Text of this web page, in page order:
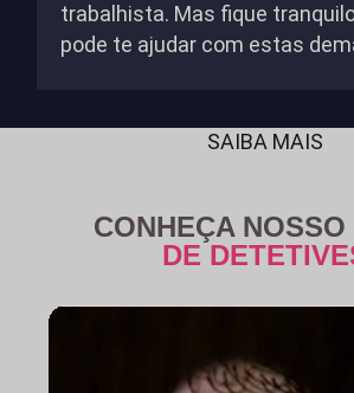
trabalhista. Mas fique
pode te ajudar com estas
SAIBA MAIS
CONHEÇA NOSSO
DE